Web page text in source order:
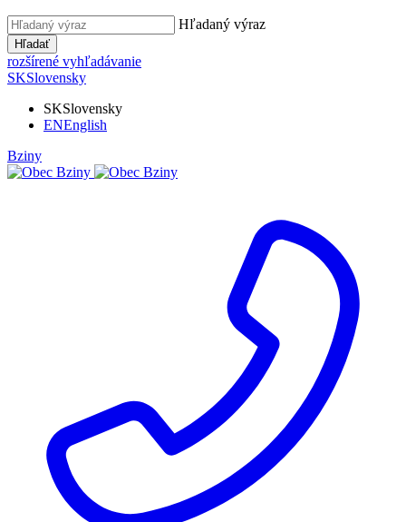
Hľadaný výraz
Hľadať
rozšírené vyhľadávanie
SKSlovensky
SKSlovensky
ENEnglish
Bziny